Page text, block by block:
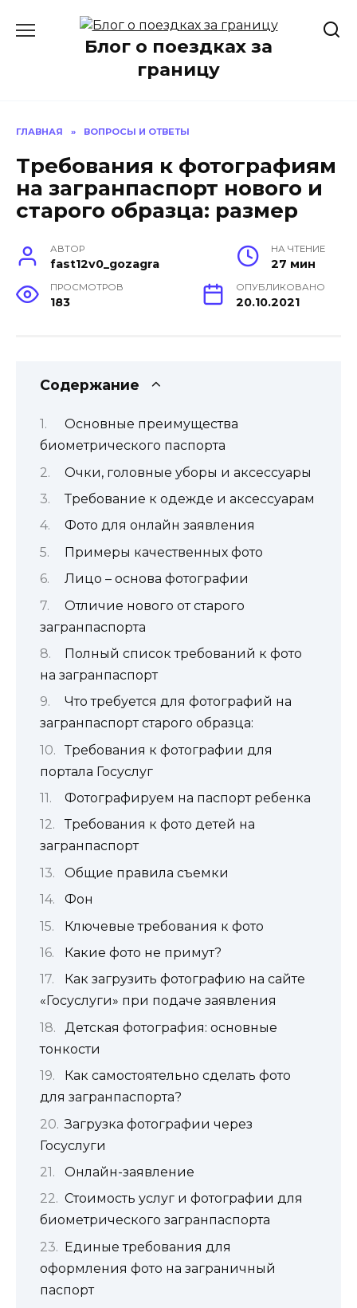
Блог о поездках за
границу
ГЛАВНАЯ » ВОПРОСЫ И ОТВЕТЫ
Требования к фотографиям
на загранпаспорт нового и
старого образца: размер
АВТОР
fast12v0_gozagra
НА ЧТЕНИЕ
27 мин
ПРОСМОТРОВ
183
ОПУБЛИКОВАНО
20.10.2021
Содержание
Основные преимущества
биометрического паспорта
Очки, головные уборы и аксессуары
Требование к одежде и аксессуарам
Фото для онлайн заявления
Примеры качественных фото
Лицо – основа фотографии
Отличие нового от старого
загранпаспорта
Полный список требований к фото
на загранпаспорт
Что требуется для фотографий на
загранпаспорт старого образца:
Требования к фотографии для
портала Госуслуг
Фотографируем на паспорт ребенка
Требования к фото детей на
загранпаспорт
Общие правила съемки
Фон
Ключевые требования к фото
Какие фото не примут?
Как загрузить фотографию на сайте
«Госуслуги» при подаче заявления
Детская фотография: основные
тонкости
Как самостоятельно сделать фото
для загранпаспорта?
Загрузка фотографии через
Госуслуги
Онлайн-заявление
Стоимость услуг и фотографии для
биометрического загранпаспорта
Единые требования для
оформления фото на заграничный
паспорт